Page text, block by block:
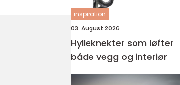
inspiration
03. August 2026
Hylleknekter som løfter
både vegg og interiør